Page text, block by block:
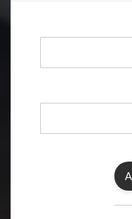
VERBRUIKSARTIKELEN
UITRUSTING VOOR